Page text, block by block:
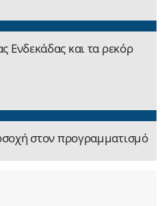
Ενδεκάδας και τα ρεκόρ
στον προγραμματισμό